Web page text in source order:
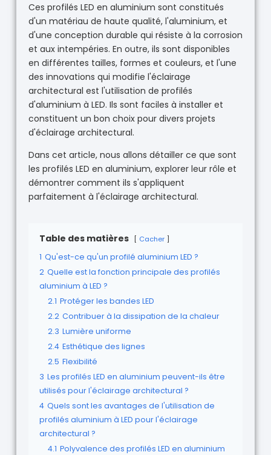
Ces profilés LED en aluminium sont constitués
d'un matériau de haute qualité, l'aluminium, et
d'une conception durable qui résiste à la corrosion
et aux intempéries. En outre, ils sont disponibles
en différentes tailles, formes et couleurs, et l'une
des innovations qui modifie l'éclairage
architectural est l'utilisation de profilés
d'aluminium à LED. Ils sont faciles à installer et
constituent un bon choix pour divers projets
d'éclairage architectural.
Dans cet article, nous allons détailler ce que sont
les profilés LED en aluminium, explorer leur rôle et
démontrer comment ils s'appliquent
parfaitement à l'éclairage architectural.
Table des matières Cacher
1 Qu'est-ce qu'un profilé aluminium LED ?
2 Quelle est la fonction principale des profilés
aluminium à LED ?
2.1 Protéger les bandes LED
2.2 Contribuer à la dissipation de la chaleur
2.3 Lumière uniforme
2.4 Esthétique des lignes
2.5 Flexibilité
3 Les profilés LED en aluminium peuvent-ils être
utilisés pour l'éclairage architectural ?
4 Quels sont les avantages de l'utilisation de
profilés aluminium à LED pour l'éclairage
architectural ?
4.1 Polyvalence des profilés LED en aluminium